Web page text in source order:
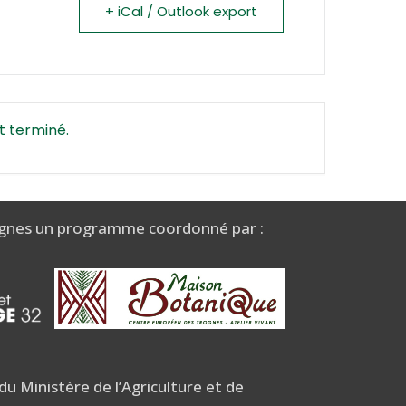
+ iCal / Outlook export
terminé.
un programme coordonné par :
Ministère de l’Agriculture et de